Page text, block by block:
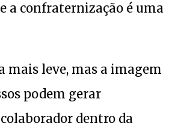
a confraternização é uma
mais leve, mas a imagem
podem gerar
dentro da